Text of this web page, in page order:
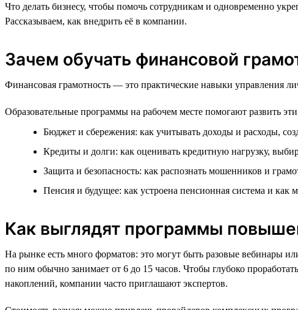
Что делать бизнесу, чтобы помочь сотрудникам и одновременно
Рассказываем, как внедрить её в компании.
Зачем обучать финансовой
Финансовая грамотность — это практические навыки управления
Образовательные программы на рабочем месте помогают развить
Бюджет и сбережения: как учитывать доходы и расходы,
Кредиты и долги: как оценивать кредитную нагрузку,
Защита и безопасность: как распознать мошенников и
Пенсия и будущее: как устроена пенсионная система и
Как выглядят программы
На рынке есть много форматов: это могут быть разовые вебинары
по ним обычно занимает от 6 до 15 часов. Чтобы глубоко
накоплений, компании часто приглашают экспертов.